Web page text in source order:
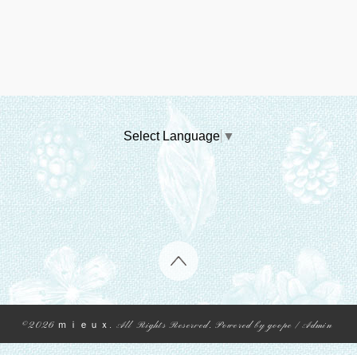
Select Language ▼
©2026 ｍｉｅｕｘ. All Rights Reserved. Powered bygoope /Admin